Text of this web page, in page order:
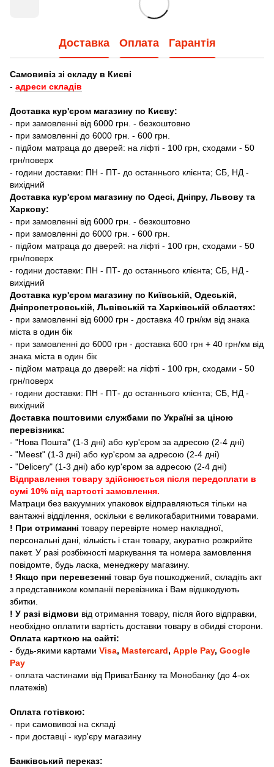
Доставка Оплата Гарантія
Самовивіз зі складу в Києві
- адреси складів
Доставка кур'єром магазину по Києву:
- при замовленні від 6000 грн. - безкоштовно
- при замовленні до 6000 грн. - 600 грн.
- підйом матраца до дверей: на ліфті - 100 грн, сходами - 50
грн/поверх
- години доставки: ПН - ПТ- до останнього клієнта; СБ, НД -
вихідний
Доставка кур'єром магазину по Одесі, Дніпру, Львову та
Харкову:
- при замовленні від 6000 грн. - безкоштовно
- при замовленні до 6000 грн. - 600 грн.
- підйом матраца до дверей: на ліфті - 100 грн, сходами - 50
грн/поверх
- години доставки: ПН - ПТ- до останнього клієнта; СБ, НД -
вихідний
Доставка кур'єром магазину по Київській, Одеській,
Дніпропетровській, Львівській та Харківській областях:
- при замовленні від 6000 грн - доставка 40 грн/км від знака
міста в один бік
- при замовленні до 6000 грн - доставка 600 грн + 40 грн/км від
знака міста в один бік
- підйом матраца до дверей: на ліфті - 100 грн, сходами - 50
грн/поверх
- години доставки: ПН - ПТ- до останнього клієнта; СБ, НД -
вихідний
Доставка поштовими службами по Україні за ціною
перевізника:
- "Нова Пошта" (1-3 дні) або кур'єром за адресою (2-4 дні)
- "Meest" (1-3 дні) або кур'єром за адресою (2-4 дні)
- "Delicery" (1-3 дні) або кур'єром за адресою (2-4 дні)
Відправлення товару здійснюється після передоплати в
сумі 10% від вартості замовлення.
Матраци без вакуумних упаковок відправляються тільки на
вантажні відділення, оскільки є великогабаритними товарами.
! При отриманні товару перевірте номер накладної,
персональні дані, кількість і стан товару, акуратно розкрийте
пакет. У разі розбіжності маркування та номера замовлення
повідомте, будь ласка, менеджеру магазину.
! Якщо при перевезенні товар був пошкоджений, складіть акт
з представником компанії перевізника і Вам відшкодують
збитки.
! У разі відмови від отримання товару, після його відправки,
необхідно оплатити вартість доставки товару в обидві сторони.
Оплата карткою на сайті:
- будь-якими картами Visa, Mastercard, Apple Pay, Google
Pay
- оплата частинами від ПриватБанку та Монобанку (до 4-ох
платежів)
Оплата готівкою:
- при самовивозі на складі
- при доставці - кур'єру магазину
Банківський переказ: